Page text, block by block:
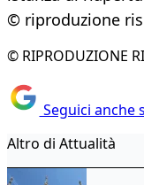
© riproduzione
© RIPRODUZIONE
Seguici anche
Altro di Attualità